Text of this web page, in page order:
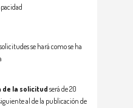
se hará como se ha
de la solicitud será de 20
al de la publicación de